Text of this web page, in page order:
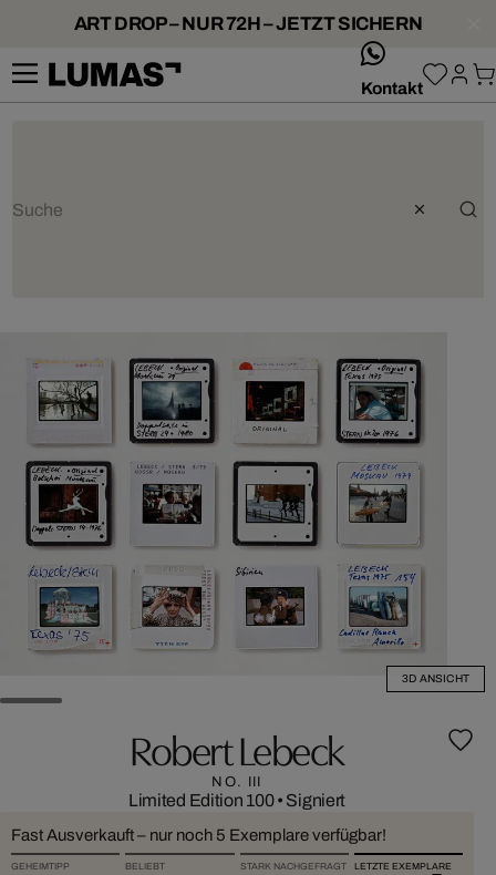
ART DROP – NUR 72H – JETZT SICHERN
Kontakt
3D ANSICHT
Robert Lebeck
NO. III
Limited Edition 100• Signiert
Fast Ausverkauft – nur noch 5 Exemplare verfügbar!
GEHEIMTIPP BELIEBT STARK NACHGEFRAGT LETZTE EXEMPLARE